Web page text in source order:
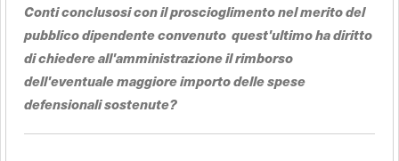
Conti conclusosi con il proscioglimento nel merito del
pubblico dipendente convenuto quest'ultimo ha diritto
di chiedere all'amministrazione il rimborso
dell'eventuale maggiore importo delle spese
defensionali sostenute?